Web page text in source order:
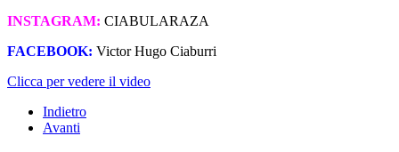
INSTAGRAM: CIABULARAZA
FACEBOOK: Victor Hugo Ciaburri
Clicca per vedere il video
Indietro
Avanti